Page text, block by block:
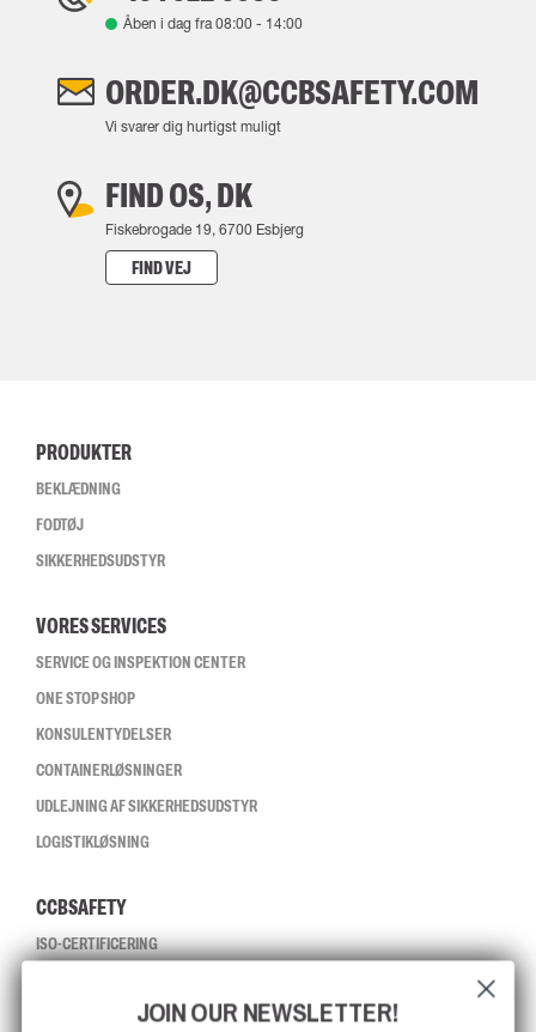
Åben i dag fra08:00 - 14:00
ORDER.DK@CCBSAFETY.COM
Vi svarer dig hurtigst muligt
FIND OS, DK
Fiskebrogade 19, 6700 Esbjerg
FIND VEJ
PRODUKTER
BEKLÆDNING
FODTØJ
SIKKERHEDSUDSTYR
VORES SERVICES
SERVICE OG INSPEKTION CENTER
ONE STOP SHOP
KONSULENTYDELSER
CONTAINERLØSNINGER
UDLEJNING AF SIKKERHEDSUDSTYR
LOGISTIKLØSNING
CCBSAFETY
ISO-CERTIFICERING
MISSION, VISION OG VÆRDIERJOIN OUR NEWSLETTER!